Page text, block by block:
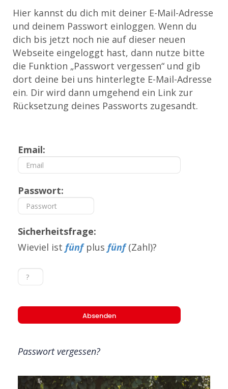
Hier kannst du dich mit deiner E-Mail-Adresse
und deinem Passwort einloggen. Wenn du
dich bis jetzt noch nie auf dieser neuen
Webseite eingeloggt hast, dann nutze bitte
die Funktion „Passwort vergessen“ und gib
dort deine bei uns hinterlegte E-Mail-Adresse
ein. Dir wird dann umgehend ein Link zur
Rücksetzung deines Passworts zugesandt.
Email:
Passwort:
Sicherheitsfrage:
Wieviel ist fünfplus fünf(Zahl)?
Passwort vergessen?